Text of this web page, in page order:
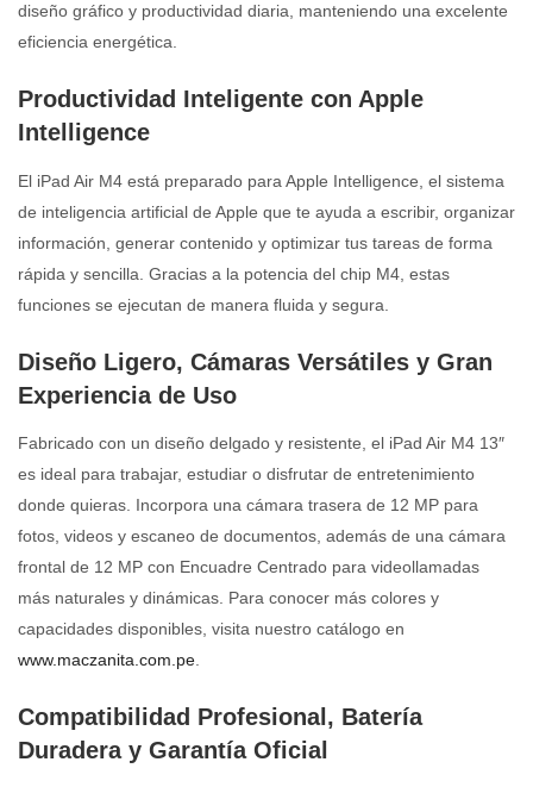
diseño gráfico y productividad diaria, manteniendo una excelente
eficiencia energética.
Productividad Inteligente con Apple
Intelligence
El iPad Air M4 está preparado para Apple Intelligence, el sistema
de inteligencia artificial de Apple que te ayuda a escribir, organizar
información, generar contenido y optimizar tus tareas de forma
rápida y sencilla. Gracias a la potencia del chip M4, estas
funciones se ejecutan de manera fluida y segura.
Diseño Ligero, Cámaras Versátiles y Gran
Experiencia de Uso
Fabricado con un diseño delgado y resistente, el iPad Air M4 13″
es ideal para trabajar, estudiar o disfrutar de entretenimiento
donde quieras. Incorpora una cámara trasera de 12 MP para
fotos, videos y escaneo de documentos, además de una cámara
frontal de 12 MP con Encuadre Centrado para videollamadas
más naturales y dinámicas. Para conocer más colores y
capacidades disponibles, visita nuestro catálogo en
www.maczanita.com.pe
Compatibilidad Profesional, Batería
Duradera y Garantía Oficial